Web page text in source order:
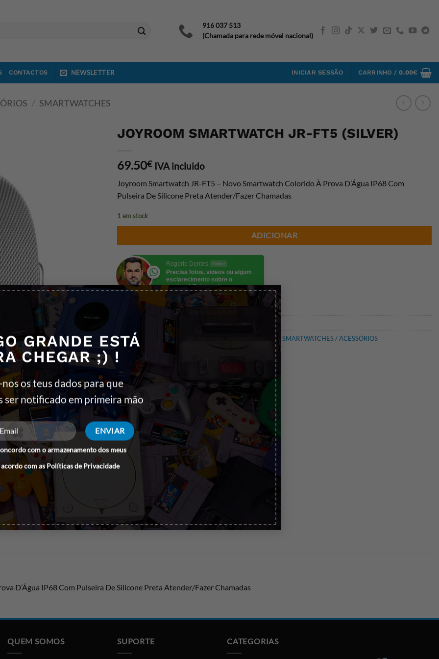
GRANDE ESTÁ
CHEGAR ;) !
os teus dados para que
ser notificado em primeira mão
com o armazenamento dos meus
com as Políticas de Privacidade
×
916 037 513
(Chamada para rede móvel nacional)
CONTACTOS NEWSLETTER INICIAR SESSÃO CARRINHO /0.00€
/ SMARTWATCHES
JOYROOM SMARTWATCH JR-FT5 (SILVER)
69.50€ IVA incluido
Joyroom Smartwatch JR-FT5 – Novo Smartwatch Colorido À Prova D’Água IP68 Com
Pulseira De Silicone Preta Atender/Fazer Chamadas
1 em stock
ADICIONAR
Rogério Dentes Online
Precisa fotos, videos ou algum
esclarecimento sobre o
produto? Fala comigo.
6941237129833
Categorias:
SMARTWATCHES MOBILIDADE
SMARTWATCHES / ACESSÓRIOS
Etiquetas:
Dourado
D’Água IP68 Com Pulseira De Silicone Preta Atender/Fazer Chamadas
QUEM SOMOS SUPORTE CATEGORIAS